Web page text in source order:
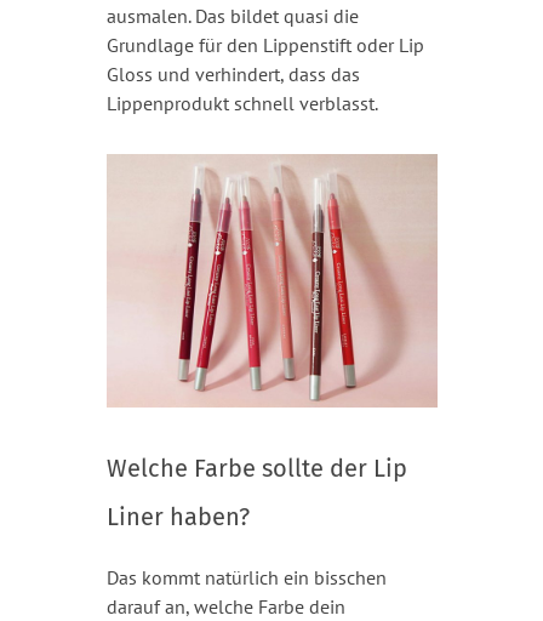
ausmalen. Das bildet quasi die
Grundlage für den Lippenstift oder Lip
Gloss und verhindert, dass das
Lippenprodukt schnell verblasst.
Welche Farbe sollte der Lip
Liner haben?
Das kommt natürlich ein bisschen
darauf an, welche Farbe dein